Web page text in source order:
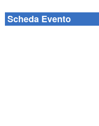
Scheda Evento